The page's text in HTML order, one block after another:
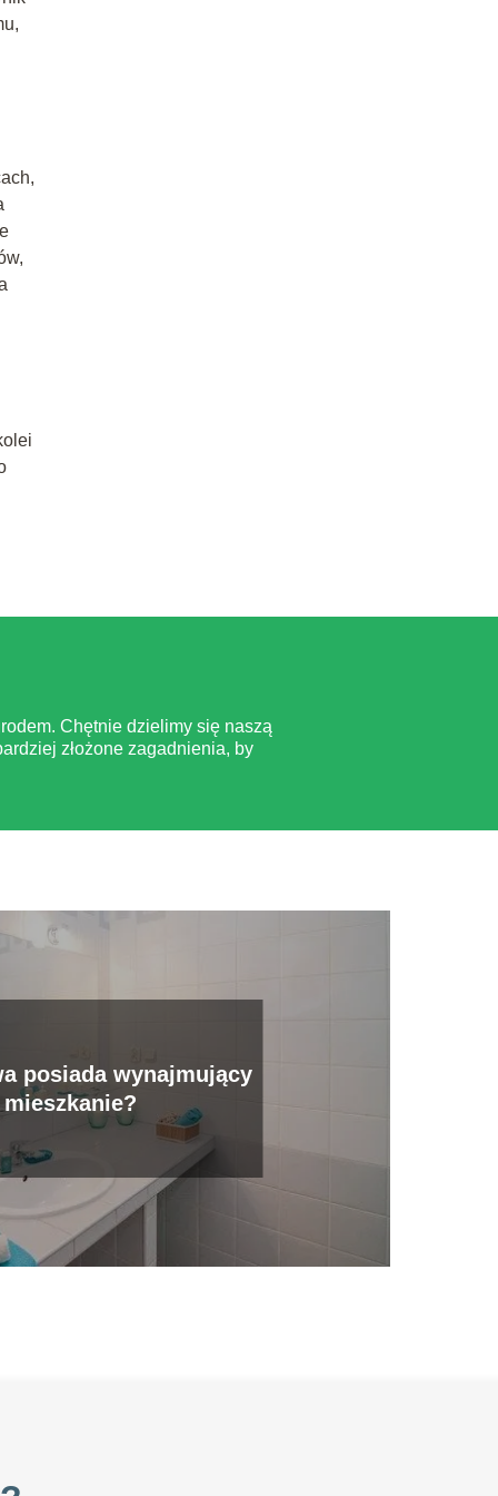
Chętnie dzielimy się naszą
złożone zagadnienia, by
posiada wynajmujący
mieszkanie?